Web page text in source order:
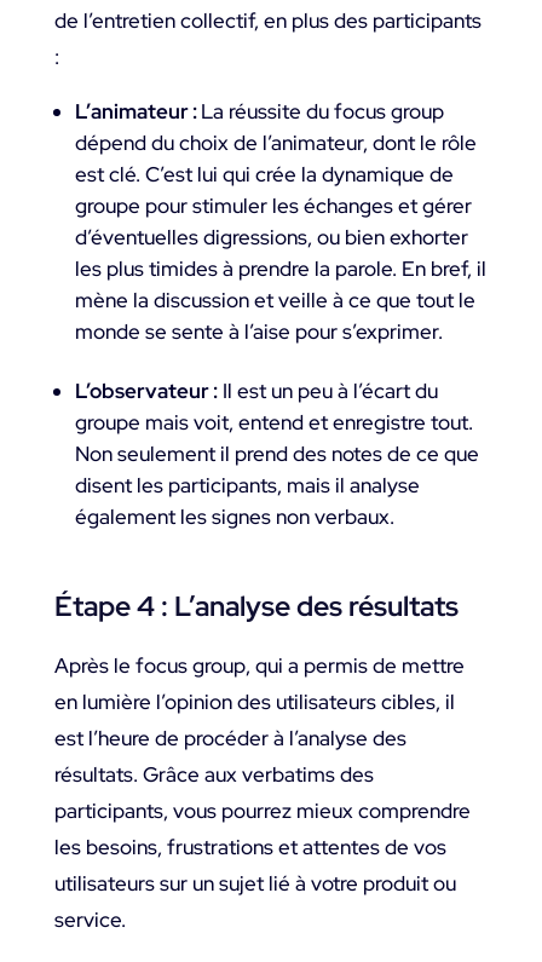
de l’entretien collectif, en plus des participants
:
L’animateur :La réussite du focus group
dépend du choix de l’animateur, dont le rôle
est clé. C’est lui qui crée la dynamique de
groupe pour stimuler les échanges et gérer
d’éventuelles digressions, ou bien exhorter
les plus timides à prendre la parole. En bref, il
mène la discussion et veille à ce que tout le
monde se sente à l’aise pour s’exprimer.
L’observateur :Il est un peu à l’écart du
groupe mais voit, entend et enregistre tout.
Non seulement il prend des notes de ce que
disent les participants, mais il analyse
également les signes non verbaux.
Étape 4 : L’analyse des résultats
Après le focus group, qui a permis de mettre
en lumière l’opinion des utilisateurs cibles, il
est l’heure de procéder à l’analyse des
résultats. Grâce aux verbatims des
participants, vous pourrez mieux comprendre
les besoins, frustrations et attentes de vos
utilisateurs sur un sujet lié à votre produit ou
service.